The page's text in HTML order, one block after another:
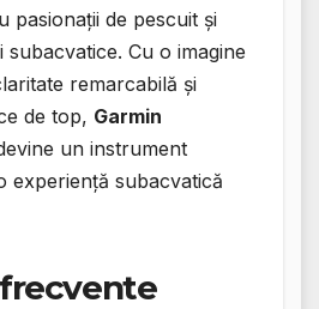
pasionații de pescuit și
Cu o imagine
remarcabilă și
de top, Garmin
un instrument
experiență subacvatică